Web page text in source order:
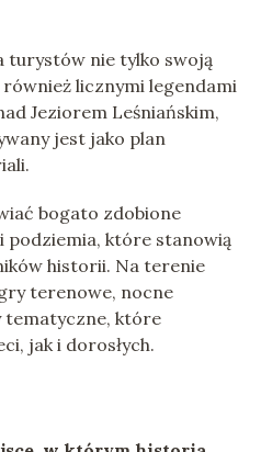
turystów nie tylko swoją
licznymi legendami
Jeziorem Leśniańskim,
jest jako plan
bogato zdobione
podziemia, które stanowią
historii. Na terenie
terenowe, nocne
tematyczne, które
jak i dorosłych.